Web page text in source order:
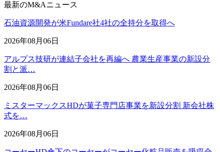
最新のM&Aニュース
石油資源開発が米Fundare社4社の全持分を取得へ
2026年08月06日
アルプス技研が連結子会社を再編へ 農業生産事業の新設分
割と派…
2026年08月06日
ミスターマックスHDが菓子専門店事業を新設分割 新会社株
式を…
2026年08月06日